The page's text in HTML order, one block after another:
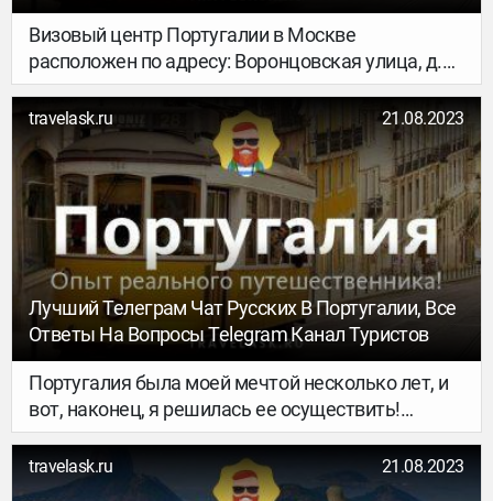
Когда Открывается
Визовый центр Португалии в Москве
расположен по адресу: Воронцовская улица, д.
20, подъезд 7, на 1-м этаже здания Spectra.
Посредником между российскими гражданами и
португальским Посольством в обработке
документов на визы выступает международная
корпорация BLS International. Она обслуживает
не только сервисно-консультационную службу в
столице РФ, но и визовый центр Португалии в
Санкт-Петербурге, Казани, Ростове-на-Дону и
других городах страны.
travelask.ru 21.08.2023
Лучший Телеграм Чат Русских В Португалии, Все
Ответы На Вопросы Telegram Канал Туристов
Португалия была моей мечтой несколько лет, и
вот, наконец, я решилась ее осуществить!
Поехать я захотела одна, самостоятельно
составив маршрут и продумав все детали. Это
оказалось непросто! Мне посчастливилось найти
travelask.ru 21.08.2023